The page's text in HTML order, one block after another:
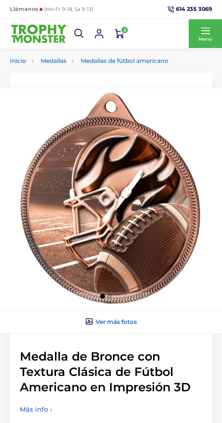
Llámanos (Mo-Fr 9-18, Sa 9-13) 614 235 3069
0
Menú
Inicio Medallas Medallas de fútbol americano
Ver más fotos
Medalla de Bronce con
Textura Clásica de Fútbol
Americano en Impresión 3D
Más info ›